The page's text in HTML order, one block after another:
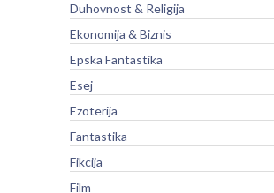
Duhovnost & Religija
Ekonomija & Biznis
Epska Fantastika
Esej
Ezoterija
Fantastika
Fikcija
Film